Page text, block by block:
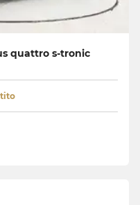
quattro s-tronic